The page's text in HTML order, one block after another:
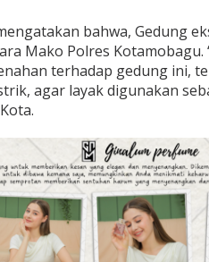
i
bahwa, Gedung
Mako Polres Kotamobagu.
terhadap gedung ini,
agar layak digunakan